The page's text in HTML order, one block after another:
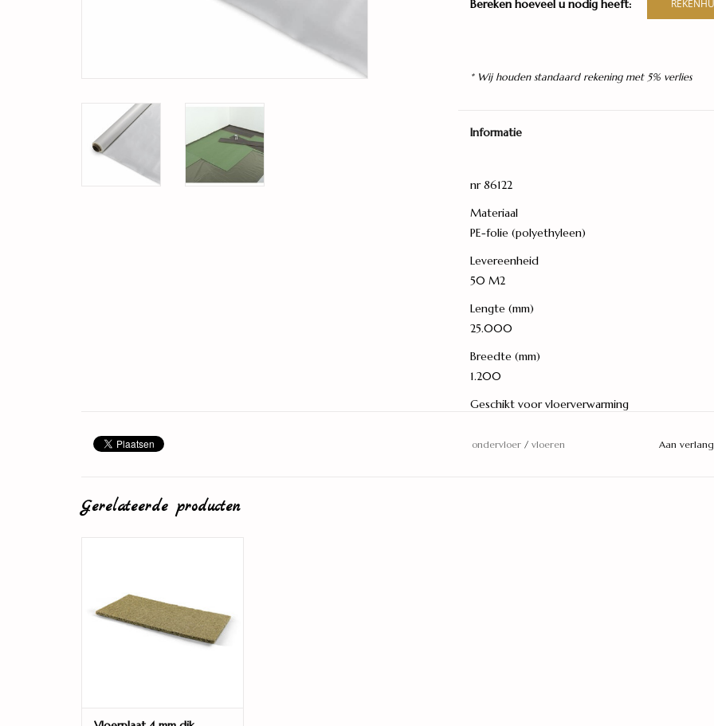
Bereken hoeveel u nodig heeft:
* Wij houden standaard rekening met 5% verlies
Informatie
nr 86122
Materiaal
PE-folie (polyethyleen)
Levereenheid
50 M2
Lengte (mm)
25.000
Breedte (mm)
1.200
Geschikt voor vloerverwarming
Vochtwerend
ondervloer / vloeren Aan
Gerelateerde producten